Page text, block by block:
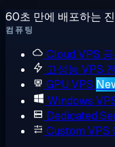
60초 만에 배포하는
컴퓨팅
Cloud VPS
고성능 VPS
GPU VPS
Windows
Dedicated
Custom VPS